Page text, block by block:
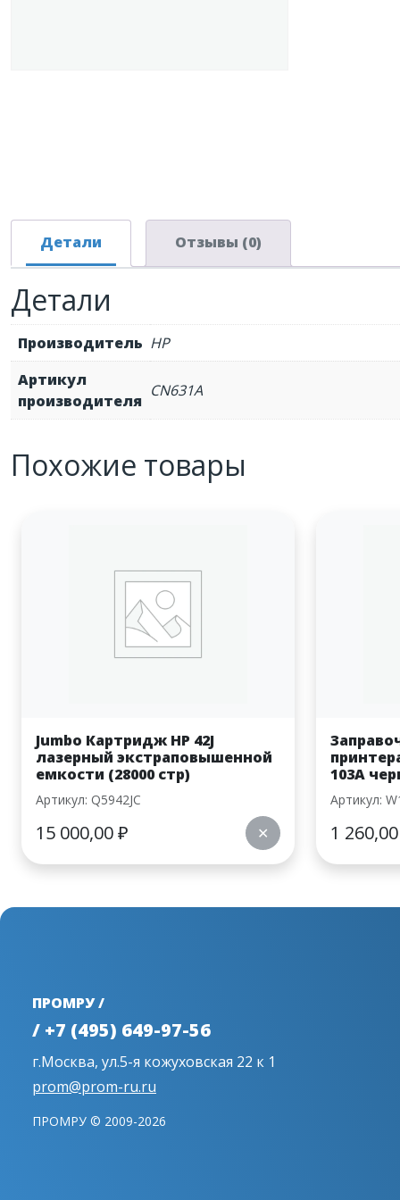
Детали Отзывы (0)
Детали
Производитель HP
Артикул
производителя
CN631A
Похожие товары
Jumbo Картридж HP 42J
лазерный экстраповышенной
емкости (28000 стр)
Артикул: Q5942JC
15 000,00₽ ✕
103A
Артикул:
1
ПРОМРУ /
/ +7 (495) 649-97-56
г.Москва, ул.5-я кожуховская 22 к 1
prom@prom-ru.ru
ПРОМРУ © 2009-2026